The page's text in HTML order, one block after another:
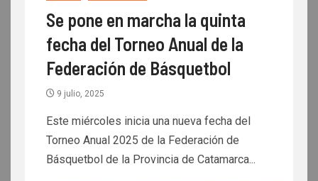
Se pone en marcha la quinta
fecha del Torneo Anual de la
Federación de Básquetbol
9 julio, 2025
Este miércoles inicia una nueva fecha del
Torneo Anual 2025 de la Federación de
Básquetbol de la Provincia de Catamarca...